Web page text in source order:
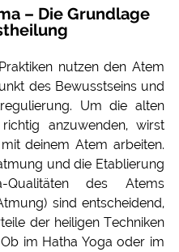
– Die Grundlage
nutzen den Atem
des Bewusstseins und
Um die alten
anzuwenden, wirst
deinem Atem arbeiten.
und die Etablierung
Qualitäten des Atems
sind entscheidend,
der heiligen Techniken
im Hatha Yoga oder im